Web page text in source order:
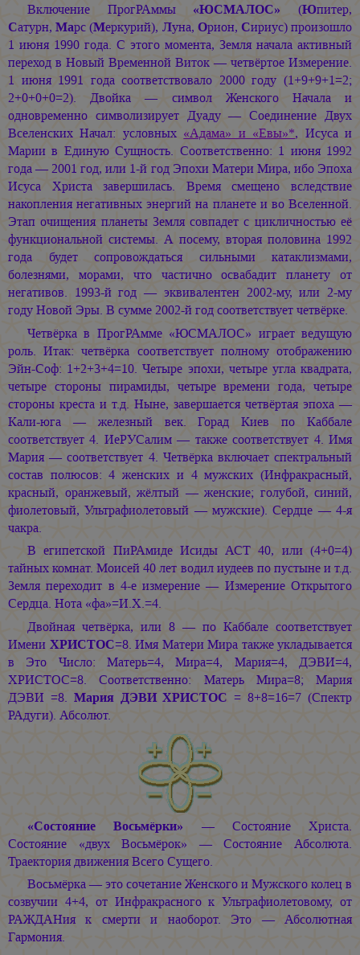
Включение ПрогРАммы «ЮСМАЛОС» (Юпитер,
Сатурн,Марс (Меркурий), Луна, Орион, Сириус) произошло
1 июня 1990 года. С этого момента, Земля начала активный
переход в Новый Временной Виток — четвёртое Измерение.
1 июня 1991 года соответствовало 2000 году (1+9+9+1=2;
2+0+0+0=2). Двойка — символ Женского Начала и
одновременно символизирует Дуаду — Соединение Двух
Вселенских Начал: условных «Адама» и «Евы»*, Исуса и
Марии в Единую Сущность. Соответственно: 1 июня 1992
года — 2001 год, или 1-й год Эпохи Матери Мира, ибо Эпоха
Исуса Христа завершилась. Время смещено вследствие
накопления негативных энергий на планете и во Вселенной.
Этап очищения планеты Земля совпадет с цикличностью её
функциональной системы. А посему, вторая половина 1992
года будет сопровождаться сильными катаклизмами,
болезнями, морами, что частично освабадит планету от
негативов. 1993-й год — эквивалентен 2002-му, или 2-му
году Новой Эры. В сумме 2002-й год соответствует четвёрке.
Четвёрка в ПрогРАмме «ЮСМАЛОС» играет ведущую
роль. Итак: четвёрка соответствует полному отображению
Эйн-Соф: 1+2+3+4=10. Четыре эпохи, четыре угла квадрата,
четыре стороны пирамиды, четыре времени года, четыре
стороны креста и т.д. Ныне, завершается четвёртая эпоха —
Кали-юга — железный век. Горад Киев по Каббале
соответствует 4. ИеРУСалим — также соответствует 4. Имя
Мария — соответствует 4. Четвёрка включает спектральный
состав полюсов: 4 женских и 4 мужских (Инфракрасный,
красный, оранжевый, жёлтый — женские; голубой, синий,
фиолетовый, Ультрафиолетовый — мужские). Сердце — 4-я
чакра.
В египетской ПиРАмиде Исиды АСТ 40, или (4+0=4)
тайных комнат. Моисей 40 лет водил иудеев по пустыне и т.д.
Земля переходит в 4-е измерение — Измерение Открытого
Сердца. Нота «фа»=И.Х.=4.
Двойная четвёрка, или 8 — по Каббале соответствует
Имени ХРИСТОС=8. Имя Матери Мира также укладывается
в Это Число: Матерь=4, Мира=4, Мария=4, ДЭВИ=4,
ХРИСТОС=8. Соответственно: Матерь Мира=8; Мария
ДЭВИ =8. Мария ДЭВИ ХРИСТОС = 8+8=16=7 (Спектр
РАдуги). Абсолют.
«Состояние Восьмёрки» — Состояние Христа.
Состояние «двух Восьмёрок» — Состояние Абсолюта.
Траектория движения Всего Сущего.
Восьмёрка — это сочетание Женского и Мужского колец в
созвучии 4+4, от Инфракрасного к Ультрафиолетовому, от
РАЖДАНия к смерти и наоборот. Это — Абсолютная
Гармония.